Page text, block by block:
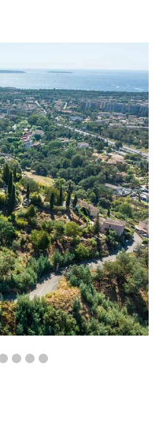
3 4 5 6